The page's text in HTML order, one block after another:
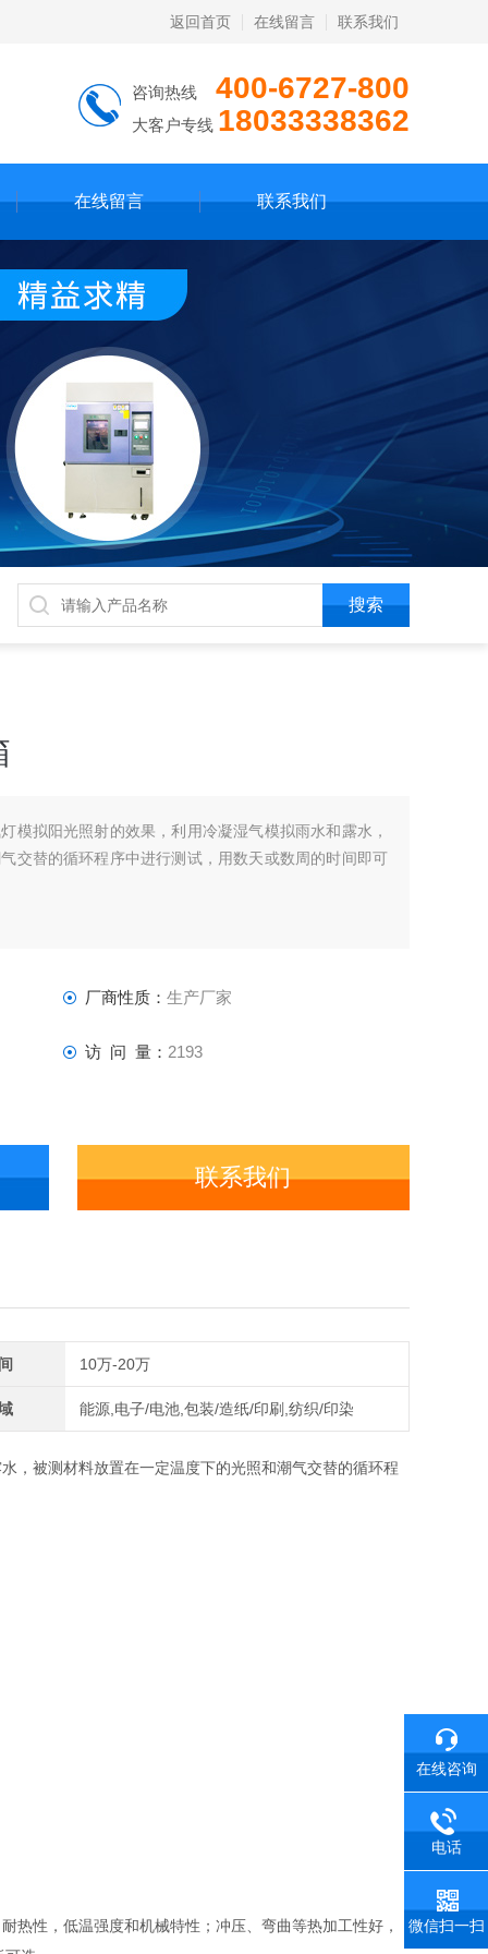
返回首页 在线留言 联系我们
咨询热线 400-6727-800
大客户专线 18033338362
在线留言 联系我们
模拟阳光照射的效果，利用冷凝湿气模拟雨水和露水，
交替的循环程序中进行测试，用数天或数周的时间即可
厂商性质： 生产厂家
访 问 量： 2193
联系我们
10万-20万
能源,电子/电池,包装/造纸/印刷,纺织/印染
，被测材料放置在一定温度下的光照和潮气交替的循环程
热性，低温强度和机械特性；冲压、弯曲等热加工性好，
在线咨询
电话
微信扫一扫